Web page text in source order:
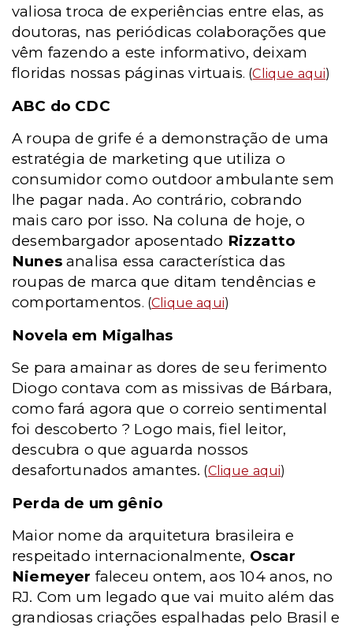
valiosa troca de experiências entre elas, as
doutoras, nas periódicas colaborações que
vêm fazendo a este informativo, deixam
floridas nossas páginas virtuais. (Clique aqui)
ABC do CDC
A roupa de grife é a demonstração de uma
estratégia de marketing que utiliza o
consumidor como outdoor ambulante sem
lhe pagar nada. Ao contrário, cobrando
mais caro por isso. Na coluna de hoje, o
desembargador aposentado Rizzatto
Nunesanalisa essa característica das
roupas de marca que ditam tendências e
comportamentos. (Clique aqui)
Novela em Migalhas
Se para amainar as dores de seu ferimento
Diogo contava com as missivas de Bárbara,
como fará agora que o correio sentimental
foi descoberto ? Logo mais, fiel leitor,
descubra o que aguarda nossos
desafortunados amantes. (Clique aqui)
Perda de um gênio
Maior nome da arquitetura brasileira e
respeitado internacionalmente, Oscar
Niemeyer faleceu ontem, aos 104 anos, no
RJ. Com um legado que vai muito além das
grandiosas criações espalhadas pelo Brasil e